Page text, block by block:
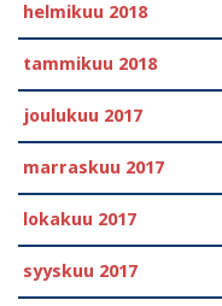
helmikuu 2018
tammikuu 2018
joulukuu 2017
marraskuu 2017
lokakuu 2017
syyskuu 2017